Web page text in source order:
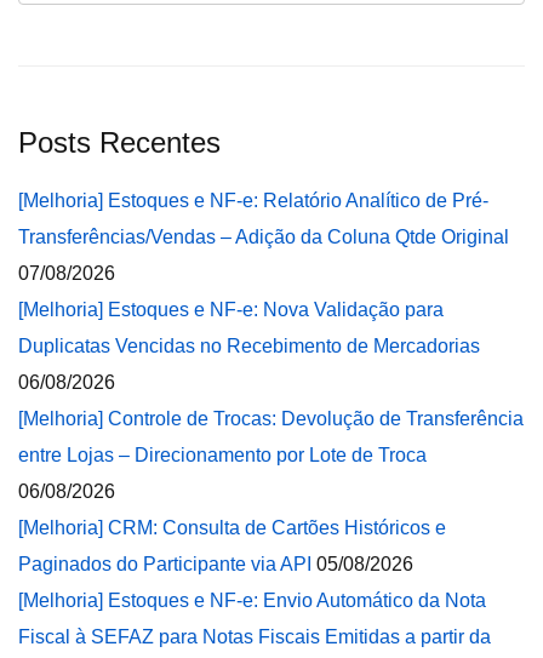
Posts Recentes
[Melhoria] Estoques e NF-e: Relatório Analítico de Pré-
Transferências/Vendas – Adição da Coluna Qtde Original
07/08/2026
[Melhoria] Estoques e NF-e: Nova Validação para
Duplicatas Vencidas no Recebimento de Mercadorias
06/08/2026
[Melhoria] Controle de Trocas: Devolução de Transferência
entre Lojas – Direcionamento por Lote de Troca
06/08/2026
[Melhoria] CRM: Consulta de Cartões Históricos e
Paginados do Participante via API 05/08/2026
[Melhoria] Estoques e NF-e: Envio Automático da Nota
Fiscal à SEFAZ para Notas Fiscais Emitidas a partir da